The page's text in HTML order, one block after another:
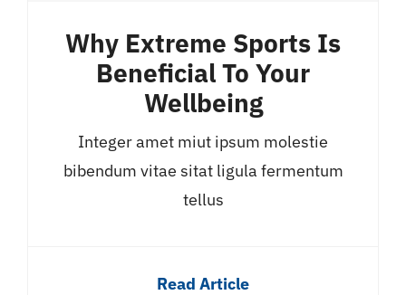
Why Extreme Sports Is
Beneficial To Your
Wellbeing
Integer amet miut ipsum molestie
bibendum vitae sitat ligula fermentum
tellus
Read Article